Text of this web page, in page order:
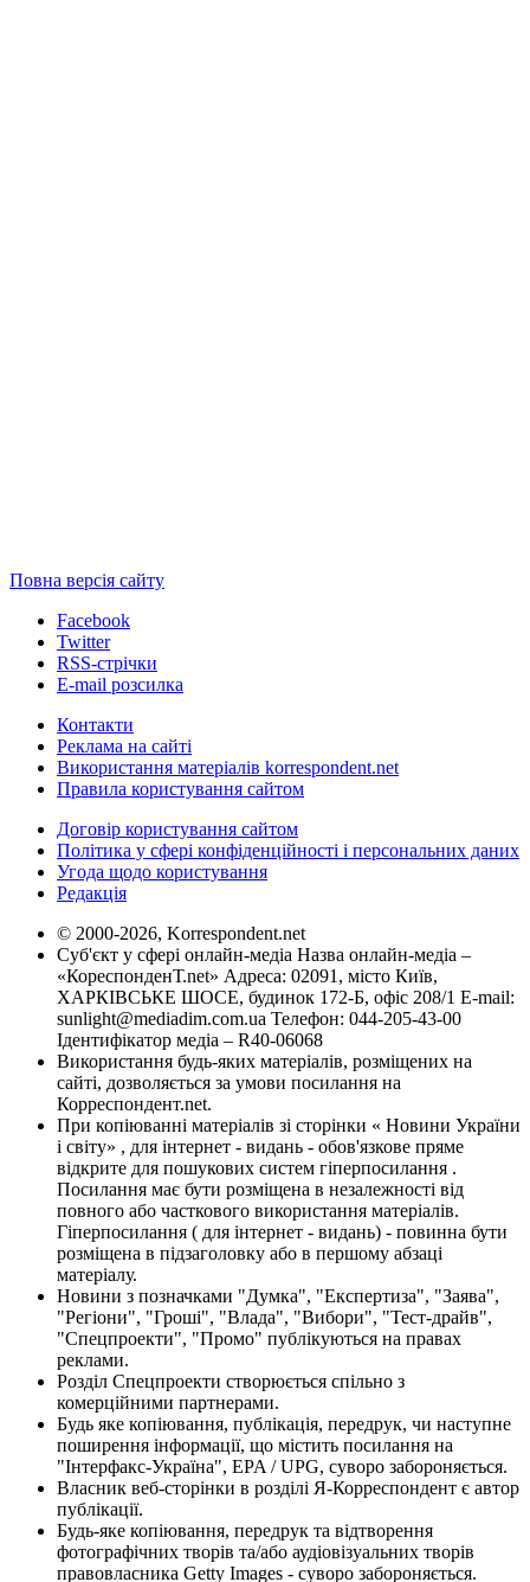
Повна версія сайту
Facebook
Twitter
RSS-стрічки
E-mail розсилка
Контакти
Реклама на сайті
Використання матеріалів korrespondent.net
Правила користування сайтом
Договір користування сайтом
Політика у сфері конфіденційності і персональних даних
Угода щодо користування
Редакція
© 2000-2026, Korrespondent.net
Суб'єкт у сфері онлайн-медіа Назва онлайн-медіа –
«КореспонденТ.net» Адреса: 02091, місто Київ,
ХАРКІВСЬКЕ ШОСЕ, будинок 172-Б, офіс 208/1 E-mail:
sunlight@mediadim.com.ua Телефон: 044-205-43-00
Ідентифікатор медіа – R40-06068
Використання будь-яких матеріалів, розміщених на
сайті, дозволяється за умови посилання на
Корреспондент.net.
При копіюванні матеріалів зі сторінки « Новини України
і світу» , для інтернет - видань - обов'язкове пряме
відкрите для пошукових систем гіперпосилання .
Посилання має бути розміщена в незалежності від
повного або часткового використання матеріалів.
Гіперпосилання ( для інтернет - видань) - повинна бути
розміщена в підзаголовку або в першому абзаці
матеріалу.
Новини з позначками "Думка", "Експертиза", "Заява",
"Регіони", "Гроші", "Влада", "Вибори", "Тест-драйв",
"Спецпроекти", "Промо" публікуються на правах
реклами.
Розділ Спецпроекти створюється спільно з
комерційними партнерами.
Будь яке копіювання, публікація, передрук, чи наступне
поширення інформації, що містить посилання на
"Інтерфакс-Україна", EPA / UPG, суворо забороняється.
Власник веб-сторінки в розділі Я-Корреспондент є автор
публікації.
Будь-яке копіювання, передрук та відтворення
фотографічних творів та/або аудіовізуальних творів
правовласника Getty Images - суворо забороняється.